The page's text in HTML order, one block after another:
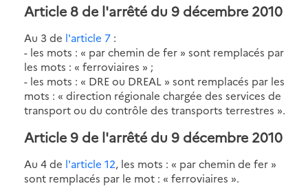
Article 8 de l'arrêté du 9 décembre 2010
Au 3 de l'article 7 :
- les mots : « par chemin de fer » sont remplacés par
les mots : « ferroviaires » ;
- les mots : « DRE ou DREAL » sont remplacés par les
mots : « direction régionale chargée des services de
transport ou du contrôle des transports terrestres ».
Article 9 de l'arrêté du 9 décembre 2010
Au 4 de l'article 12, les mots : « par chemin de fer »
sont remplacés par le mot : « ferroviaires ».